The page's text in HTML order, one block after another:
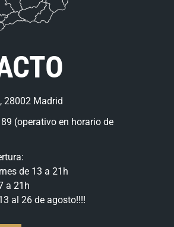
28002 Madrid
(operativo en horario de
de 13 a 21h
a 21h
al 26 de agosto!!!!